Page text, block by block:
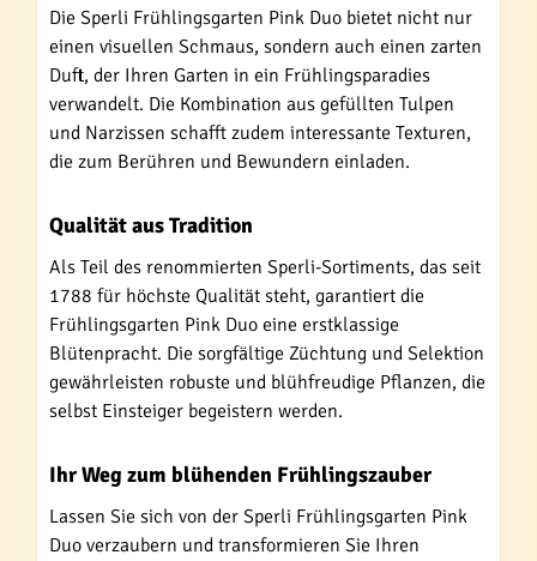
Die Sperli Frühlingsgarten Pink Duo bietet nicht nur
einen visuellen Schmaus, sondern auch einen zarten
Duft, der Ihren Garten in ein Frühlingsparadies
verwandelt. Die Kombination aus gefüllten Tulpen
und Narzissen schafft zudem interessante Texturen,
die zum Berühren und Bewundern einladen.
Qualität aus Tradition
Als Teil des renommierten Sperli-Sortiments, das seit
1788 für höchste Qualität steht, garantiert die
Frühlingsgarten Pink Duo eine erstklassige
Blütenpracht. Die sorgfältige Züchtung und Selektion
gewährleisten robuste und blühfreudige Pflanzen, die
selbst Einsteiger begeistern werden.
Ihr Weg zum blühenden Frühlingszauber
Lassen Sie sich von der Sperli Frühlingsgarten Pink
Duo verzaubern und transformieren Sie Ihren